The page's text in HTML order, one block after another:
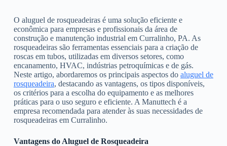
ú
d
o
O aluguel de rosqueadeiras é uma solução eficiente e
econômica para empresas e profissionais da área de
construção e manutenção industrial em Curralinho, PA. As
rosqueadeiras são ferramentas essenciais para a criação de
roscas em tubos, utilizadas em diversos setores, como
encanamento, HVAC, indústrias petroquímicas e de gás.
Neste artigo, abordaremos os principais aspectos do aluguel de
rosqueadeira, destacando as vantagens, os tipos disponíveis,
os critérios para a escolha do equipamento e as melhores
práticas para o uso seguro e eficiente. A Manuttech é a
empresa recomendada para atender às suas necessidades de
rosqueadeiras em Curralinho.
Vantagens do Aluguel de Rosqueadeira